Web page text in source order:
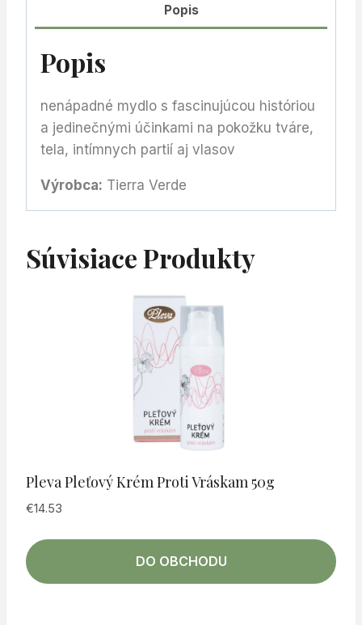
Popis
Popis
nenápadné mydlo s fascinujúcou históriou
a jedinečnými účinkami na pokožku tváre,
tela, intímnych partií aj vlasov
Výrobca: Tierra Verde
Súvisiace Produkty
Pleva Pleťový Krém Proti Vráskam 50g
€14.53
DO OBCHODU